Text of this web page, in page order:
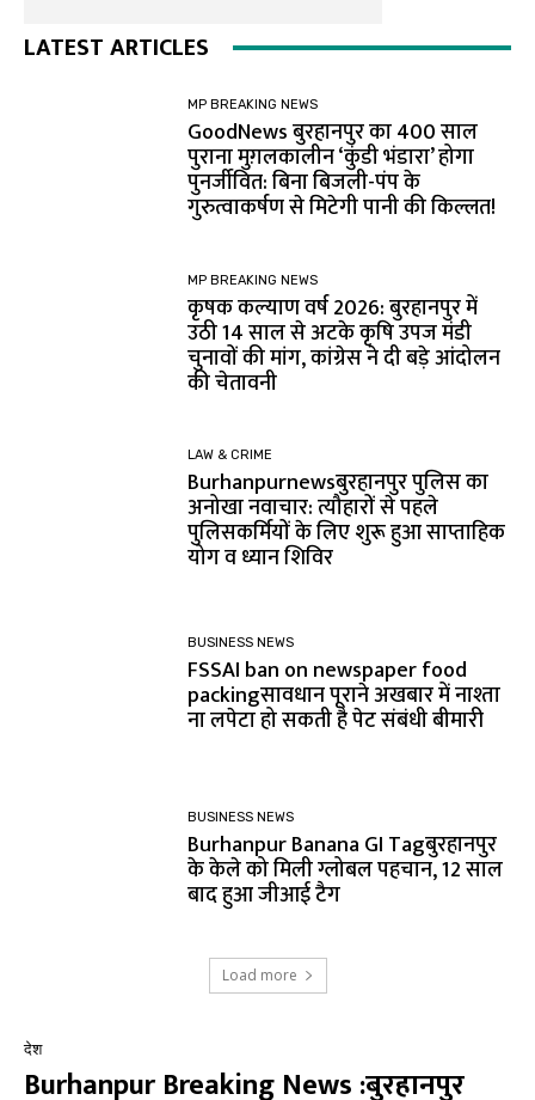
LATEST ARTICLES
MP BREAKING NEWS
GoodNews बुरहानपुर का 400 साल
पुराना मुग़लकालीन ‘कुंडी भंडारा’ होगा
पुनर्जीवित: बिना बिजली-पंप के
गुरुत्वाकर्षण से मिटेगी पानी की किल्लत!
MP BREAKING NEWS
कृषक कल्याण वर्ष 2026: बुरहानपुर में
उठी 14 साल से अटके कृषि उपज मंडी
चुनावों की मांग, कांग्रेस ने दी बड़े आंदोलन
की चेतावनी
LAW & CRIME
Burhanpurnewsबुरहानपुर पुलिस का
अनोखा नवाचार: त्यौहारों से पहले
पुलिसकर्मियों के लिए शुरू हुआ साप्ताहिक
योग व ध्यान शिविर
BUSINESS NEWS
FSSAI ban on newspaper food
packingसावधान पूराने अखबार में नाश्ता
ना लपेटा हो सकती है पेट संबंधी बीमारी
BUSINESS NEWS
Burhanpur Banana GI Tagबुरहानपुर
के केले को मिली ग्लोबल पहचान, 12 साल
बाद हुआ जीआई टैग
Load more
देश
Burhanpur Breaking News :बुरहानपुर